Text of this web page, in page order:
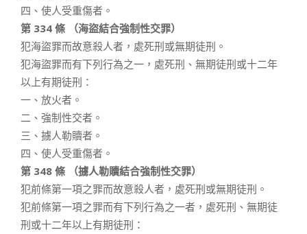
四、使人受重傷者。
第 334 條 （海盜結合強制性交罪）
犯海盜罪而故意殺人者，處死刑或無期徒刑。
犯海盜罪而有下列行為之一，處死刑、無期徒刑或十二年
以上有期徒刑：
一、放火者。
二、強制性交者。
三、擄人勒贖者。
四、使人受重傷者。
第 348 條 （擄人勒贖結合強制性交罪）
犯前條第一項之罪而故意殺人者，處死刑或無期徒刑。
犯前條第一項之罪而有下列行為之一者，處死刑、無期徒
刑或十二年以上有期徒刑：